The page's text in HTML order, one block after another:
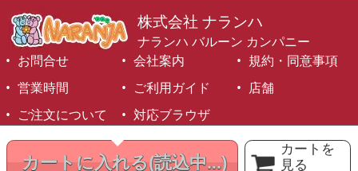
カートに入れる(読込中...)
カートを
見る
株式会社 ナランハ
ナランハ バルーン カンパニー
お問合せ
会社案内
規約・同意事項
営業時間
ご利用ガイド
店舗
ご注文について
対応ブラウザ
©1999-2026 NARANJA Inc. All Rights Reserved.